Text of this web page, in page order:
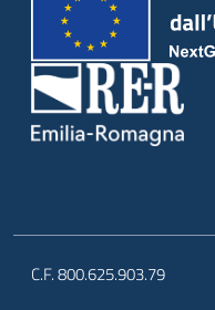
C.F. 800.625.903.79